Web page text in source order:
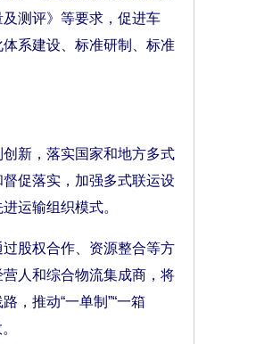
测评》等要求，促进车
系建设、标准研制、标准
新，落实国家和地方多式
促落实，加强多式联运设
运输组织模式。
股权合作、资源整合等方
人和综合物流集成商，将
，推动“一单制”“一箱